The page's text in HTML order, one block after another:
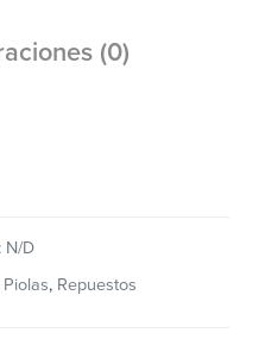
(0)
N/D
Piolas, Repuestos